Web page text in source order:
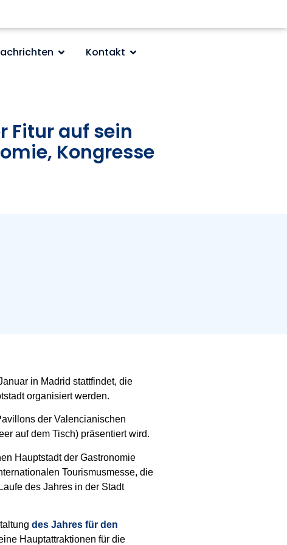
Kontakt
Fitur auf sein
Kongresse
in Madrid stattfindet, die
organisiert werden.
der Valencianischen
auf dem Tisch) präsentiert wird.
Hauptstadt der Gastronomie
Tourismusmesse, die
des Jahres in der Stadt
des Jahres für den
Hauptattraktionen für die